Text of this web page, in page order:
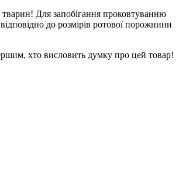
тварин! Для запобігання проковтуванню
до розмірів ротової порожнини
хто висловить думку про цей товар!